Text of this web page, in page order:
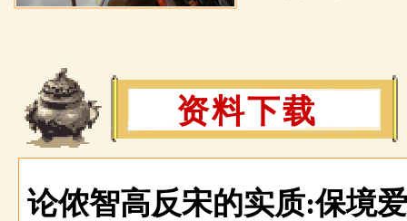
资料下载
论侬智高反宋的实质:保境